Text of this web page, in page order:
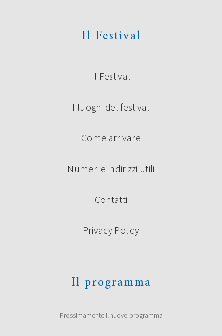
Il Festival
Il Festival
I luoghi del festival
Come arrivare
Numeri e indirizzi utili
Contatti
Privacy Policy
Il programma
Prossimamente il nuovo programma